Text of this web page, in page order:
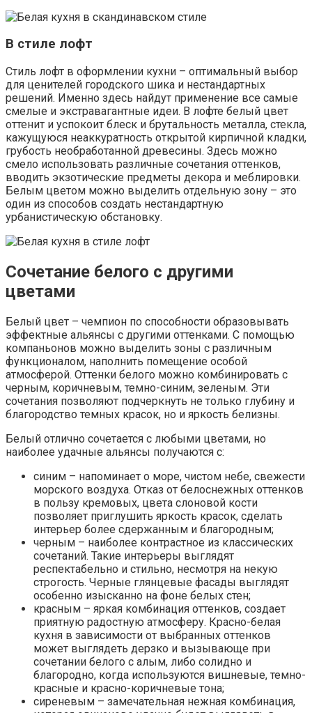
В стиле лофт
Стиль лофт в оформлении кухни – оптимальный выбор
для ценителей городского шика и нестандартных
решений. Именно здесь найдут применение все самые
смелые и экстравагантные идеи. В лофте белый цвет
оттенит и успокоит блеск и брутальность металла, стекла,
кажущуюся неаккуратность открытой кирпичной кладки,
грубость необработанной древесины. Здесь можно
смело использовать различные сочетания оттенков,
вводить экзотические предметы декора и меблировки.
Белым цветом можно выделить отдельную зону – это
один из способов создать нестандартную
урбанистическую обстановку.
Сочетание белого с другими
цветами
Белый цвет – чемпион по способности образовывать
эффектные альянсы с другими оттенками. С помощью
компаньонов можно выделить зоны с различным
функционалом, наполнить помещение особой
атмосферой. Оттенки белого можно комбинировать с
черным, коричневым, темно-синим, зеленым. Эти
сочетания позволяют подчеркнуть не только глубину и
благородство темных красок, но и яркость белизны.
Белый отлично сочетается с любыми цветами, но
наиболее удачные альянсы получаются с:
синим – напоминает о море, чистом небе, свежести
морского воздуха. Отказ от белоснежных оттенков
в пользу кремовых, цвета слоновой кости
позволяет приглушить яркость красок, сделать
интерьер более сдержанным и благородным;
черным – наиболее контрастное из классических
сочетаний. Такие интерьеры выглядят
респектабельно и стильно, несмотря на некую
строгость. Черные глянцевые фасады выглядят
особенно изысканно на фоне белых стен;
красным – яркая комбинация оттенков, создает
приятную радостную атмосферу. Красно-белая
кухня в зависимости от выбранных оттенков
может выглядеть дерзко и вызывающе при
сочетании белого с алым, либо солидно и
благородно, когда используются вишневые, темно-
красные и красно-коричневые тона;
сиреневым – замечательная нежная комбинация,